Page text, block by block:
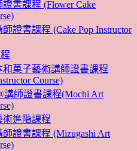
書課程 (Flower Cake
證書課程 (Cake Pop Instructor
和菓子藝術講師證書課程
Course)
師證書課程(Mochi Art
術進階課程
師證書課程 (Mizugashi Art